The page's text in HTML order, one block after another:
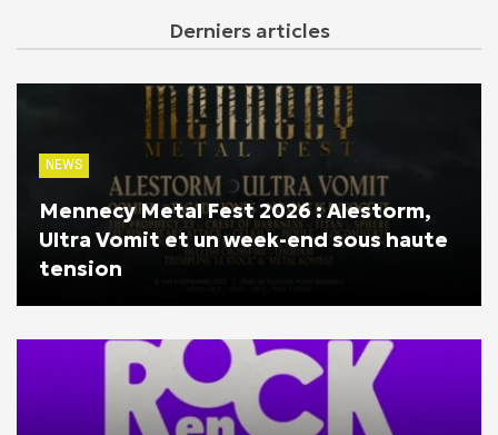
Derniers articles
NEWS
Mennecy Metal Fest 2026 : Alestorm,
Ultra Vomit et un week-end sous haute
tension